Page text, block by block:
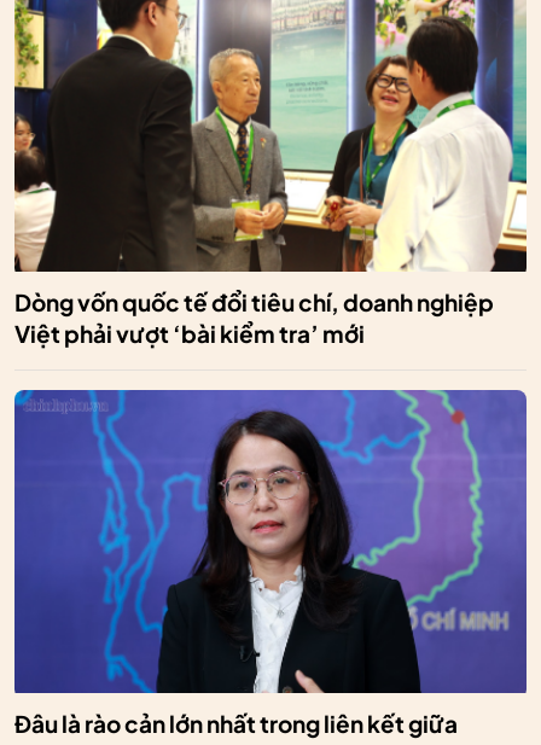
Dòng vốn quốc tế đổi tiêu chí, doanh nghiệp
Việt phải vượt ‘bài kiểm tra’ mới
Đâu là rào cản lớn nhất trong liên kết giữa